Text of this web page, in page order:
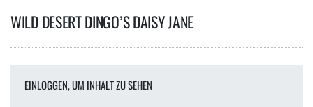
WILD DESERT DINGO’S DAISY JANE
EINLOGGEN, UM INHALT ZU SEHEN